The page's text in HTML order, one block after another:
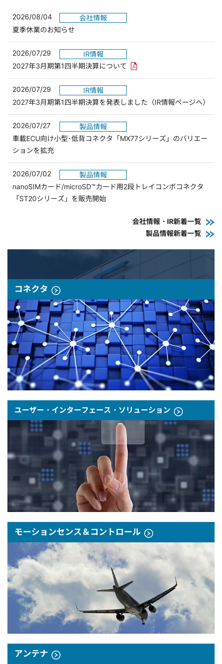
2026/08/04
会社情報
夏季休業のお知らせ
2026/07/29
IR情報
2027年3月期第1四半期決算について PDFリンクを新しいウィンド
2026/07/29
IR情報
2027年3月期第1四半期決算を発表しました（IR情報ページへ）
2026/07/27
製品情報
車載ECU向け小型･低背コネクタ「MX77シリーズ」のバリエー
ションを拡充
2026/07/02
製品情報
nanoSIMカード/microSD™カード用2段トレイコンボコネクタ
「ST20シリーズ」を販売開始
会社情報・IR新着一覧
製品情報新着一覧
コネクタ
ユーザー・インターフェース・ソリューション
モーションセンス＆コントロール
アンテナ